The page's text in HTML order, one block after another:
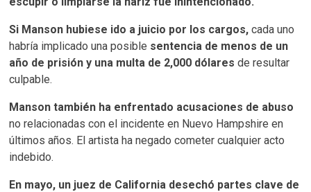
Si Manson hubiese ido a juicio por los cargos, cada uno
habría implicado una posible sentencia de menos de un
año de prisión y una multa de 2,000 dólares de resultar
culpable.
Manson también ha enfrentado acusaciones de abuso
no relacionadas con el incidente en Nuevo Hampshire en
últimos años. El artista ha negado cometer cualquier acto
indebido.
En mayo, un juez de California desechó partes clave de